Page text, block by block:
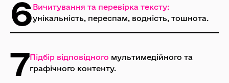
6Вичитування та перевірка тексту:
унікальність, переспам, водність, тошнота.
7Підбір відповідного мультимедійного та
графічного контенту.